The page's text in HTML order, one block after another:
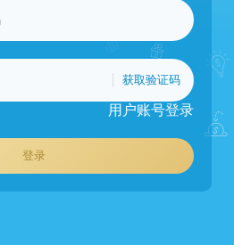
获取验证码
用户账号登录
登录